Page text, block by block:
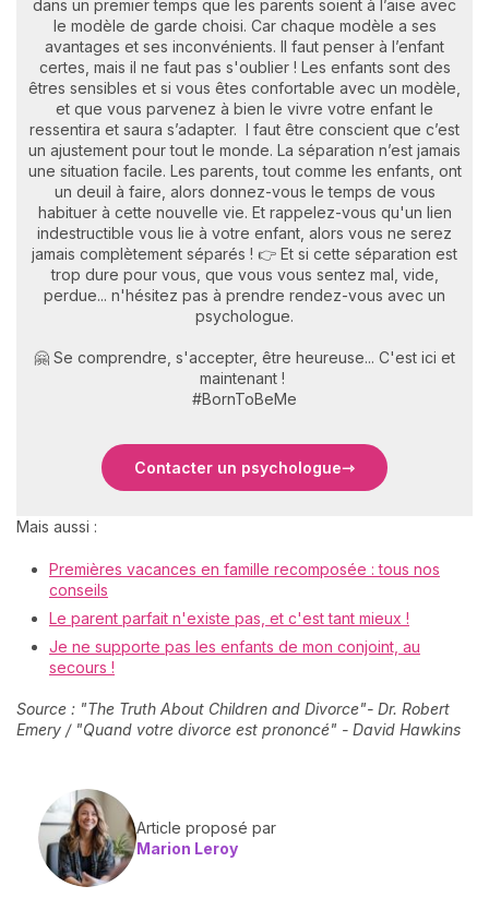
dans un premier temps que les parents soient à l’aise avec
le modèle de garde choisi. Car chaque modèle a ses
avantages et ses inconvénients. Il faut penser à l’enfant
certes, mais il ne faut pas s'oublier ! Les enfants sont des
êtres sensibles et si vous êtes confortable avec un modèle,
et que vous parvenez à bien le vivre votre enfant le
ressentira et saura s’adapter. l faut être conscient que c’est
un ajustement pour tout le monde. La séparation n’est jamais
une situation facile. Les parents, tout comme les enfants, ont
un deuil à faire, alors donnez-vous le temps de vous
habituer à cette nouvelle vie. Et rappelez-vous qu'un lien
indestructible vous lie à votre enfant, alors vous ne serez
jamais complètement séparés ! 👉 Et si cette séparation est
trop dure pour vous, que vous vous sentez mal, vide,
perdue... n'hésitez pas à prendre rendez-vous avec un
psychologue.
🤗 Se comprendre, s'accepter, être heureuse... C'est ici et
maintenant !
#BornToBeMe
Contacter un psychologue
Mais aussi :
Premières vacances en famille recomposée : tous nos
conseils
Le parent parfait n'existe pas, et c'est tant mieux !
Je ne supporte pas les enfants de mon conjoint, au
secours !
Source : "The Truth About Children and Divorce"- Dr. Robert
Emery / "Quand votre divorce est prononcé" - David Hawkins
Article proposé par
Marion Leroy